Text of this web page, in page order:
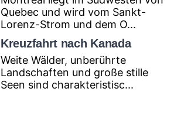
Quebec und wird vom Sankt-
Lorenz-Strom und dem O...
Kreuzfahrt nach Kanada
Weite Wälder, unberührte
Landschaften und große stille
Seen sind charakteristisc...